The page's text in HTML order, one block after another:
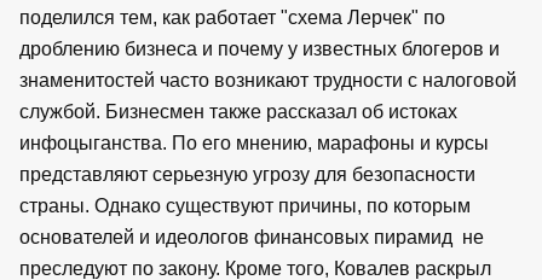
поделился тем, как работает "схема Лерчек" по
дроблению бизнеса и почему у известных блогеров и
знаменитостей часто возникают трудности с налоговой
службой. Бизнесмен также рассказал об истоках
инфоцыганства. По его мнению, марафоны и курсы
представляют серьезную угрозу для безопасности
страны. Однако существуют причины, по которым
основателей и идеологов финансовых пирамид не
преследуют по закону. Кроме того, Ковалев раскрыл